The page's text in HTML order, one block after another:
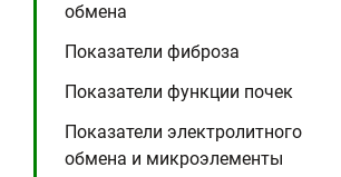
обмена
Показатели фиброза
Показатели функции почек
Показатели электролитного
обмена и микроэлементы